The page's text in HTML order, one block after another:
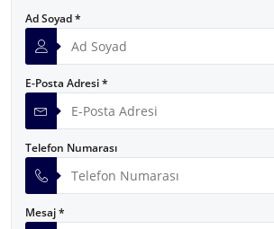
Ad Soyad *
E-Posta Adresi *
Telefon Numarası
Mesaj *